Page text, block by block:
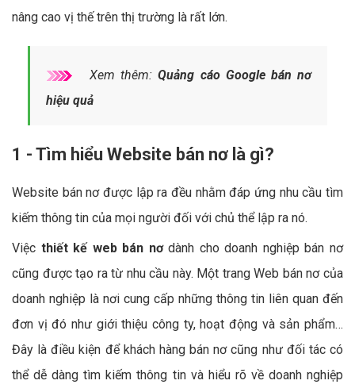
nâng cao vị thế trên thị trường là rất lớn.
Xem thêm:Quảng cáo Google bán nơ
hiệu quả
1 - Tìm hiểu Website bán nơ là gì?
Website bán nơ được lập ra đều nhằm đáp ứng nhu cầu tìm
kiếm thông tin của mọi người đối với chủ thể lập ra nó.
Việc thiết kế web bán nơdành cho doanh nghiệp bán nơ
cũng được tạo ra từ nhu cầu này. Một trang Web bán nơ của
doanh nghiệp là nơi cung cấp những thông tin liên quan đến
đơn vị đó như giới thiệu công ty, hoạt động và sản phẩm…
Đây là điều kiện để khách hàng bán nơ cũng như đối tác có
thể dễ dàng tìm kiếm thông tin và hiểu rõ về doanh nghiệp